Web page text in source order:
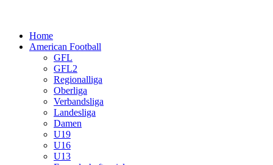
Home
American Football
GFL
GFL2
Regionalliga
Oberliga
Verbandsliga
Landesliga
Damen
U19
U16
U13